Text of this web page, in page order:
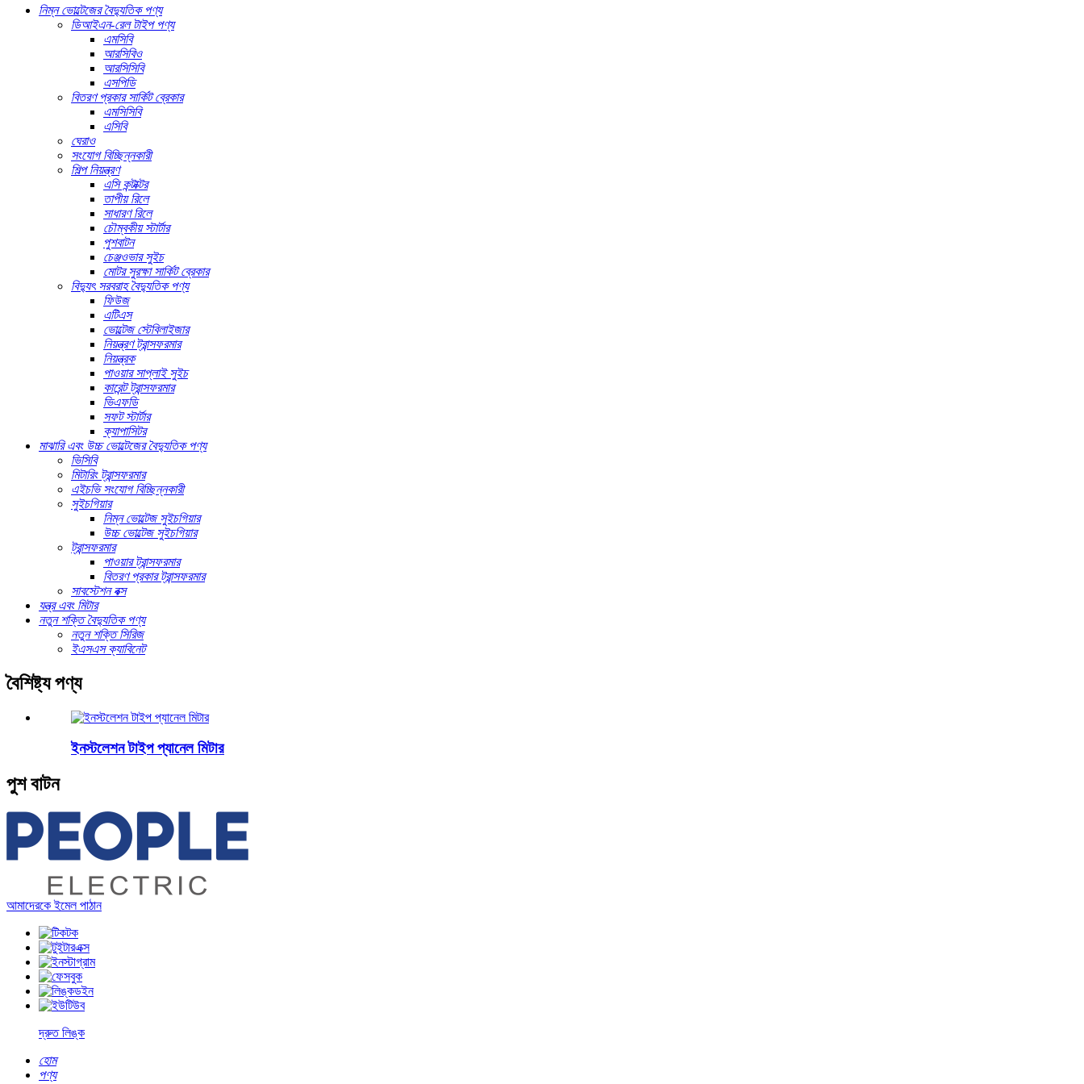
নিম্ন ভোল্টেজের বৈদ্যুতিক পণ্য
ডিআইএন-রেল টাইপ পণ্য
এমসিবি
আরসিবিও
আরসিসিবি
এসপিডি
বিতরণ প্রকার সার্কিট ব্রেকার
এমসিসিবি
এসিবি
ঘেরাও
সংযোগ বিচ্ছিন্নকারী
শিল্প নিয়ন্ত্রণ
এসি কন্টাক্টর
তাপীয় রিলে
সাধারণ রিলে
চৌম্বকীয় স্টার্টার
পুশবাটন
চেঞ্জওভার সুইচ
মোটর সুরক্ষা সার্কিট ব্রেকার
বিদ্যুৎ সরবরাহ বৈদ্যুতিক পণ্য
ফিউজ
এটিএস
ভোল্টেজ স্টেবিলাইজার
নিয়ন্ত্রণ ট্রান্সফরমার
নিয়ন্ত্রক
পাওয়ার সাপ্লাই সুইচ
কারেন্ট ট্রান্সফরমার
ভিএফডি
সফট স্টার্টার
ক্যাপাসিটর
মাঝারি এবং উচ্চ ভোল্টেজের বৈদ্যুতিক পণ্য
ভিসিবি
মিটারিং ট্রান্সফরমার
এইচভি সংযোগ বিচ্ছিন্নকারী
সুইচগিয়ার
নিম্ন ভোল্টেজ সুইচগিয়ার
উচ্চ ভোল্টেজ সুইচগিয়ার
ট্রান্সফরমার
পাওয়ার ট্রান্সফরমার
বিতরণ প্রকার ট্রান্সফরমার
সাবস্টেশন বক্স
যন্ত্র এবং মিটার
নতুন শক্তি বৈদ্যুতিক পণ্য
নতুন শক্তি সিরিজ
ইএসএস ক্যাবিনেট
বৈশিষ্ট্য পণ্য
ইনস্টলেশন টাইপ প্যানেল মিটার
পুশ বাটন
আমাদেরকে ইমেল পাঠান
দ্রুত লিঙ্ক
হোম
পণ্য